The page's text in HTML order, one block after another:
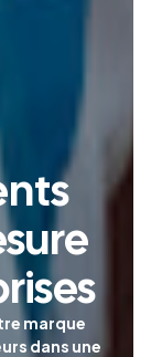
marque
dans une